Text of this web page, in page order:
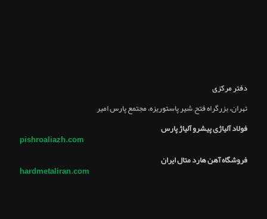
دفتر مرکزی
تهران، بزرگراه فتح, شير پاستوريزه، مجتمع پارس امير
فولاد آلیاژی پیشرو آلیاژ پارس
pishroaliazh.com
فروشگاه آهن هارد متال ایران
hardmetaliran.com